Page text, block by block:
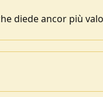
diede ancor più